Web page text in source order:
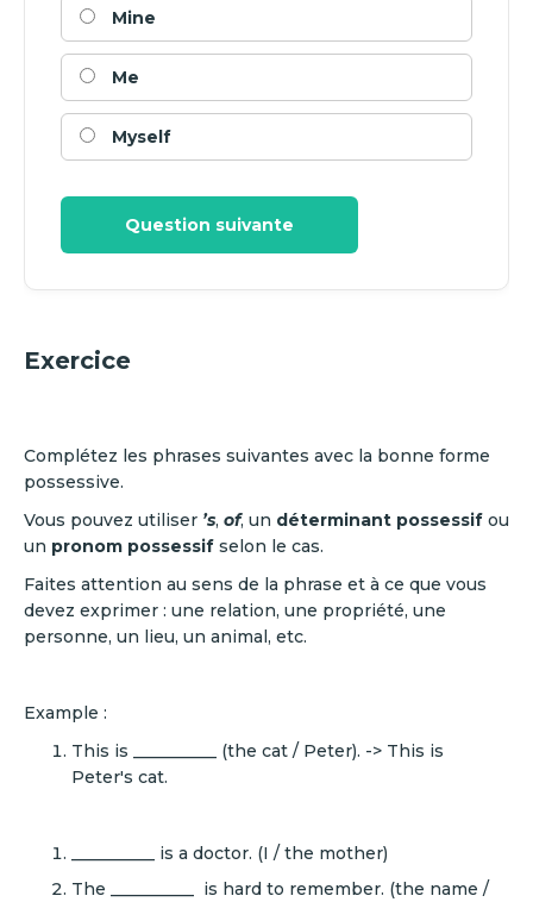
Mine
Me
Myself
Question suivante
Exercice
Complétez les phrases suivantes avec la bonne forme
possessive.
Vous pouvez utiliser ’s, of, un déterminant possessif ou
un pronom possessif selon le cas.
Faites attention au sens de la phrase et à ce que vous
devez exprimer : une relation, une propriété, une
personne, un lieu, un animal, etc.
Example :
This is __________ (the cat / Peter). -> This is
Peter's cat.
__________ is a doctor. (I / the mother)
The __________ is hard to remember. (the name /